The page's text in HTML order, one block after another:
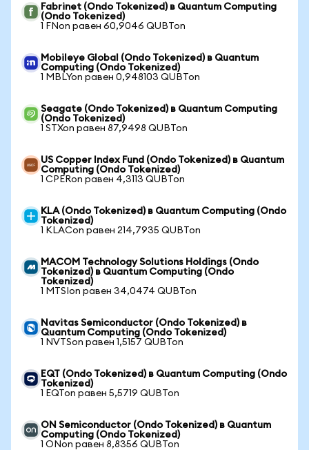
Fabrinet (Ondo Tokenized) в Quantum Computing
(Ondo Tokenized)
1 FNon равен 60,9046 QUBTon
Mobileye Global (Ondo Tokenized) в Quantum
Computing (Ondo Tokenized)
1 MBLYon равен 0,948103 QUBTon
Seagate (Ondo Tokenized) в Quantum Computing
(Ondo Tokenized)
1 STXon равен 87,9498 QUBTon
US Copper Index Fund (Ondo Tokenized) в Quantum
Computing (Ondo Tokenized)
1 CPERon равен 4,3113 QUBTon
KLA (Ondo Tokenized) в Quantum Computing (Ondo
Tokenized)
1 KLACon равен 214,7935 QUBTon
MACOM Technology Solutions Holdings (Ondo
Tokenized) в Quantum Computing (Ondo
Tokenized)
1 MTSIon равен 34,0474 QUBTon
Navitas Semiconductor (Ondo Tokenized) в
Quantum Computing (Ondo Tokenized)
1 NVTSon равен 1,5157 QUBTon
EQT (Ondo Tokenized) в Quantum Computing (Ondo
Tokenized)
1 EQTon равен 5,5719 QUBTon
ON Semiconductor (Ondo Tokenized) в Quantum
Computing (Ondo Tokenized)
1 ONon равен 8,8356 QUBTon